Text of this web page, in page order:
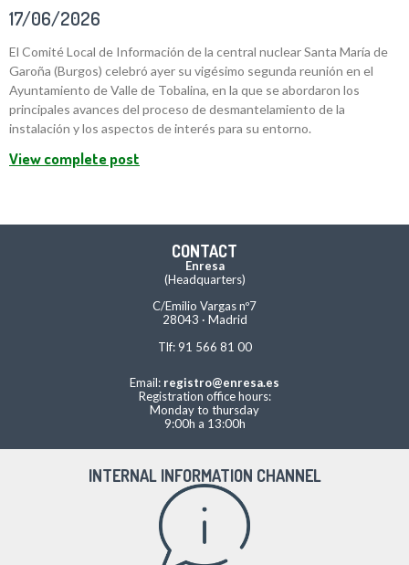
17/06/2026
El Comité Local de Información de la central nuclear Santa María de
Garoña (Burgos) celebró ayer su vigésimo segunda reunión en el
Ayuntamiento de Valle de Tobalina, en la que se abordaron los
principales avances del proceso de desmantelamiento de la
instalación y los aspectos de interés para su entorno.
View complete post
CONTACT
Enresa
(Headquarters)
C/Emilio Vargas nº7
28043 · Madrid
Tlf: 91 566 81 00
Email: registro@enresa.es
Registration office hours:
Monday to thursday
9:00h a 13:00h
INTERNAL INFORMATION CHANNEL